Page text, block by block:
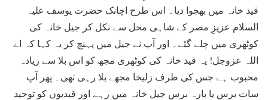
قید خانہ میں بھجوا دیا۔ اس طرح اچانک حضرت یوسف علیہ
السلام عزیزِ مصر کے شاہی محل سے نکل کر جیل خانہ کی
کوٹھری میں چلے گئے۔ اور آپ نے جیل میں پہنچ کر یہ کہا کہ اے
اللہ عزوجل! یہ قید خانہ کی کوٹھری مجھ کو اس بلا سے زیادہ
محبوب ہے جس کی طرف زلیخا مجھے بلا رہی تھی۔ پھر آپ
سات برس یا بارہ برس جیل خانہ میں رہے اور قیدیوں کو توحید